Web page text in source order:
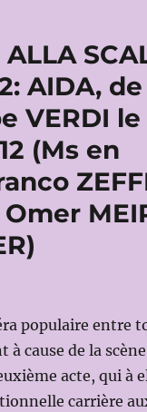
ALLA
AIDA, de
VERDI le
(Ms en
populaire entre
à cause de la
acte, qui à
carrière